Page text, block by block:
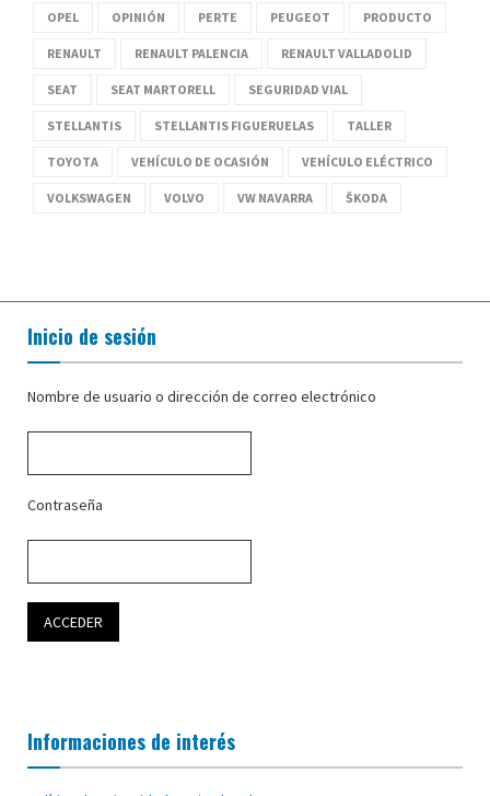
OPEL OPINIÓN PERTE PEUGEOT PRODUCTO
RENAULT RENAULT PALENCIA RENAULT VALLADOLID
SEAT SEAT MARTORELL SEGURIDAD VIAL
STELLANTIS STELLANTIS FIGUERUELAS TALLER
TOYOTA VEHÍCULO DE OCASIÓN VEHÍCULO ELÉCTRICO
VOLKSWAGEN VOLVO VW NAVARRA ŠKODA
Inicio de sesión
Nombre de usuario o dirección de correo electrónico
Contraseña
Informaciones de interés